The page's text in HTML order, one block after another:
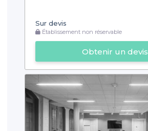
Sur devis
Établissement non réservable
Obtenir un devis